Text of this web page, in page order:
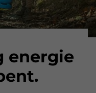
energie